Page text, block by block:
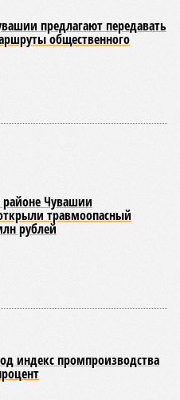
полотенце;
борцы вступают
которого заключается в
национальной борьбы
того периода дисциплина
сохраняя при
народными
рост
республики, городе
школы № 11 состоялось
центра
имеет все необходимые
спортсменов
официальный
котором приняли
Чувашии; турнир
и зрелищный